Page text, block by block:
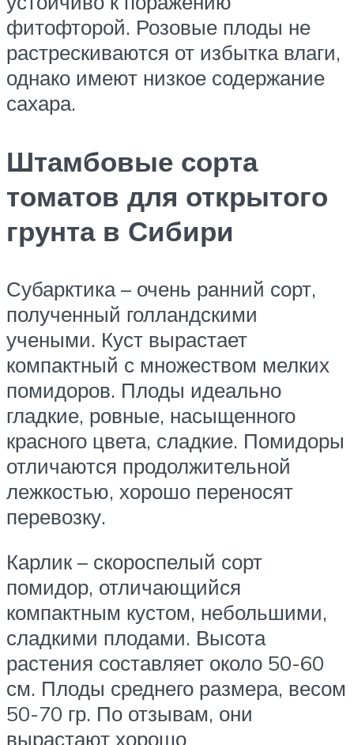
фитофторой. Розовые плоды не
растрескиваются от избытка влаги,
однако имеют низкое содержание
сахара.
Штамбовые сорта
томатов для открытого
грунта в Сибири
Субарктика – очень ранний сорт,
полученный голландскими
учеными. Куст вырастает
компактный с множеством мелких
помидоров. Плоды идеально
гладкие, ровные, насыщенного
красного цвета, сладкие. Помидоры
отличаются продолжительной
лежкостью, хорошо переносят
перевозку.
Карлик – скороспелый сорт
помидор, отличающийся
компактным кустом, небольшими,
сладкими плодами. Высота
растения составляет около 50-60
см. Плоды среднего размера, весом
50-70 гр. По отзывам, они
вырастают хорошо